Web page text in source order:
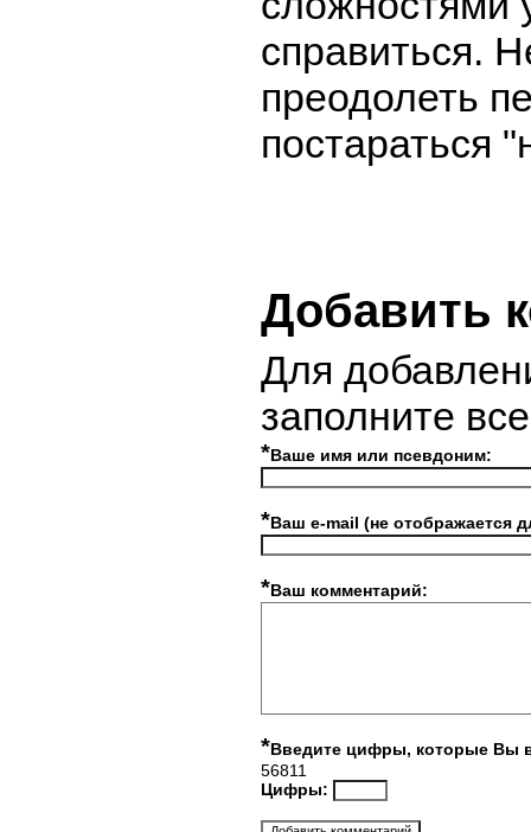
справиться.
преодолеть
постараться
Добавить
Для
заполните
*Ваше имя или псевдоним:
*Ваш e-mail (не отображается
*Ваш комментарий:
*Введите цифры, которые Вы
56811
Цифры: